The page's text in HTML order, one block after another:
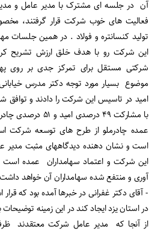
آن در جلسه ای مشترک با مدیر عامل و
فعالیت های خوب شرکت قرار گرفتند،
تولید کنسانتره و فولاد . در همین جلسات
این شرکت رو با هدف خلق ارزش تشریح
شرکتی مستقل برای تمرکز جدی بر روی
موضوع بسیار مورد توجه دکتر مدرس
امید در تاسیس این شرکت را دادند و
با مشارکت ۴۹
عمده چادرملو از طرح های توسعه شرکت
است و نشان دهنده دیدگاههای مثبت مدیر
این شرکت و اعتماد سهامداران عمده
آوری و منتفع شده سهامداران آن خواهد
- آقای دکتر غفرانی در خبرها آمده بود که
در استان یزد ایجاد کند در این زمینه
از آنجا که مدیر عامل شرکت معتقدند